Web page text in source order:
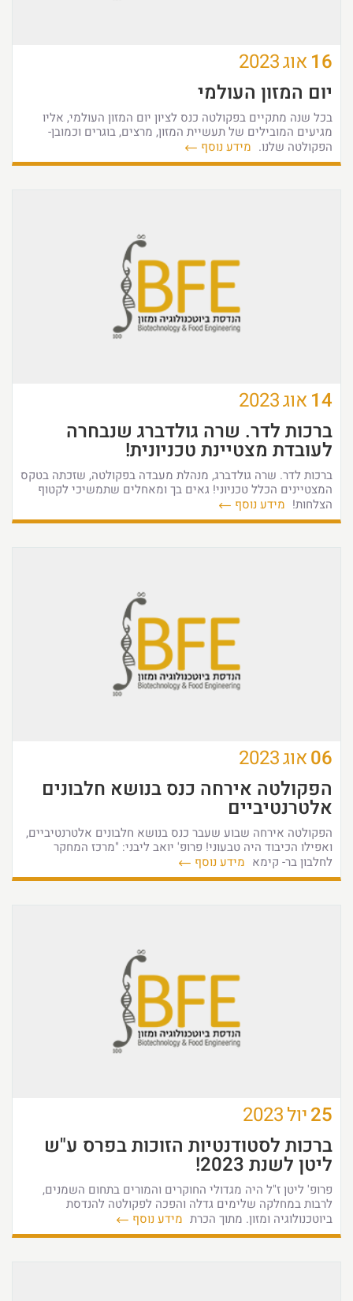
16 אוג2023
יום המזון העולמי
בכל שנה מתקיים בפקולטה כנס לציון יום המזון העולמי, אליו
מגיעים המובילים של תעשיית המזון, מרצים, בוגרים וכמובן-
הפקולטה שלנו. מידע נוסף
14 אוג2023
ברכות לדר. שרה גולדברג שנבחרה
לעובדת מצטיינת טכניונית!
ברכות לדר. שרה גולדברג, מנהלת מעבדה בפקולטה, שזכתה בטקס
המצטיינים הכלל טכניוני! גאים בך ומאחלים שתמשיכי לקטוף
הצלחות! מידע נוסף
06אוג2023
הפקולטה אירחה כנס בנושא חלבונים
אלטרנטיביים
הפקולטה אירחה שבוע שעבר כנס בנושא חלבונים אלטרנטיביים,
ואפילו הכיבוד היה טבעוני! פרופ' יואב ליבני: "מרכז המחקר
לחלבון בר- קימא מידע נוסף
25יול2023
ברכות לסטודנטיות הזוכות בפרס ע"ש
ליטן לשנת 2023!
פרופ' ליטן ז"ל היה מגדולי החוקרים והמורים בתחום השמנים,
לרבות במחלקה שלימים גדלה והפכה לפקולטה להנדסת
ביוטכנולוגיה ומזון. מתוך הכרת מידע נוסף